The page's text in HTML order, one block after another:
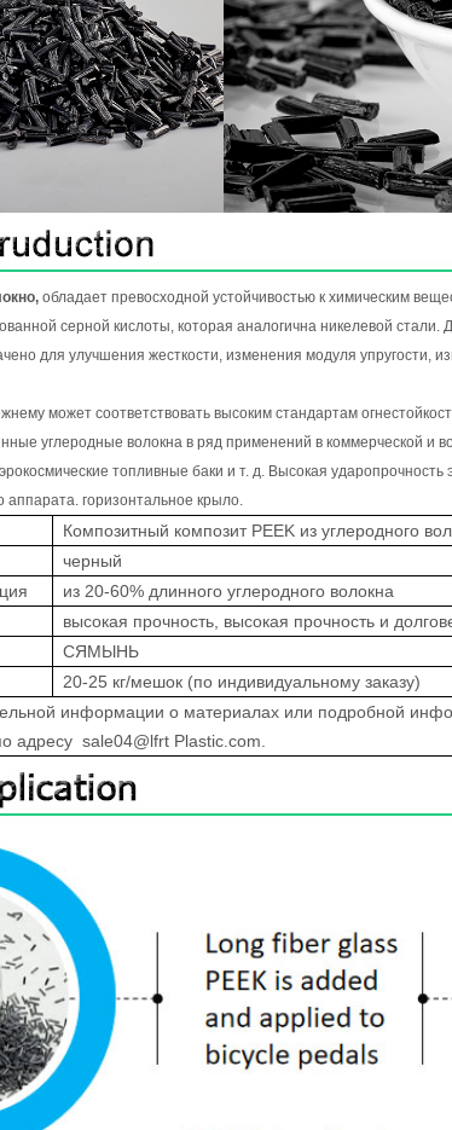
обладает превосходной устойчивостью к химическим
серной кислоты, которая аналогична никелевой
для улучшения жесткости, изменения модуля упругости,
может соответствовать высоким стандартам
углеродные волокна в ряд применений в коммерческой и
топливные баки и т. д. Высокая
аппарата. горизонтальное крыло.
Композитный композит PEEK из углеродного
черный
из 20-60% длинного углеродного волокна
высокая прочность, высокая прочность и
СЯМЫНЬ
20-25 кг/мешок (по индивидуальному заказу)
информации о материалах или подробной
адресу sale04@lfrt Plastic.com.